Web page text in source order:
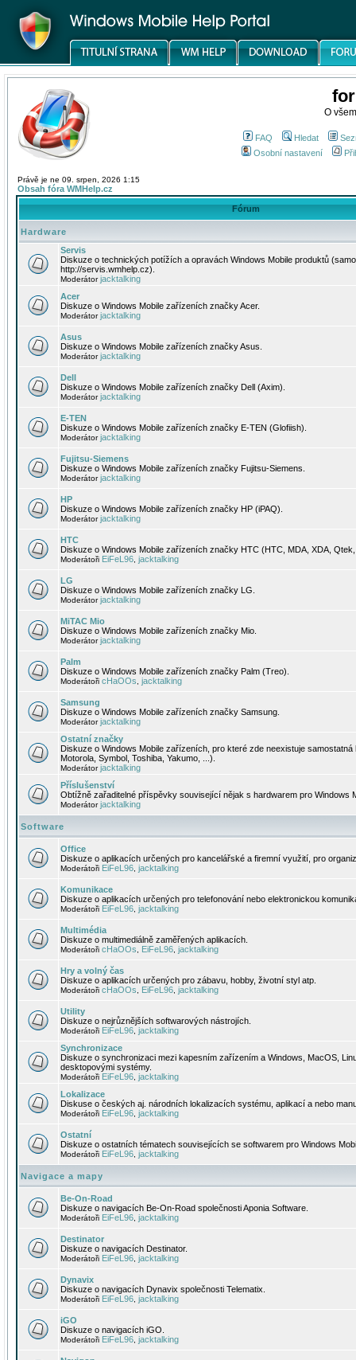
O
FAQ Hledat
Osobní nastavení
Právě je ne 09. srpen, 2026 1:15
Obsah fóra WMHelp.cz
Fórum
Hardware
Servis
Diskuze o technických potížích a opravách Windows Mobile produktů
http://servis.wmhelp.cz).
Moderátorjacktalking
Acer
Diskuze o Windows Mobile zařízeních značky Acer.
Moderátorjacktalking
Asus
Diskuze o Windows Mobile zařízeních značky Asus.
Moderátorjacktalking
Dell
Diskuze o Windows Mobile zařízeních značky Dell (Axim).
Moderátorjacktalking
E-TEN
Diskuze o Windows Mobile zařízeních značky E-TEN (Glofiish).
Moderátorjacktalking
Fujitsu-Siemens
Diskuze o Windows Mobile zařízeních značky Fujitsu-Siemens.
Moderátorjacktalking
HP
Diskuze o Windows Mobile zařízeních značky HP (iPAQ).
Moderátorjacktalking
HTC
Diskuze o Windows Mobile zařízeních značky HTC (HTC, MDA, XDA,
Moderátoři EiFeL96 jacktalking
LG
Diskuze o Windows Mobile zařízeních značky LG.
Moderátorjacktalking
MiTAC Mio
Diskuze o Windows Mobile zařízeních značky Mio.
Moderátorjacktalking
Palm
Diskuze o Windows Mobile zařízeních značky Palm (Treo).
Moderátoři cHaOOs jacktalking
Samsung
Diskuze o Windows Mobile zařízeních značky Samsung.
Moderátorjacktalking
Ostatní značky
Diskuze o Windows Mobile zařízeních, pro které zde neexistuje
Motorola, Symbol, Toshiba, Yakumo, ...).
Moderátorjacktalking
Příslušenství
Obtížně zařaditelné příspěvky související nějak s hardwarem pro Windows
Moderátorjacktalking
Software
Office
Diskuze o aplikacích určených pro kancelářské a firemní využití, pro
Moderátoři EiFeL96 jacktalking
Komunikace
Diskuze o aplikacích určených pro telefonování nebo elektronickou
Moderátoři EiFeL96 jacktalking
Multimédia
Diskuze o multimediálně zaměřených aplikacích.
Moderátoři cHaOOs EiFeL96 jacktalking
Hry a volný čas
Diskuze o aplikacích určených pro zábavu, hobby, životní styl atp.
Moderátoři cHaOOs EiFeL96 jacktalking
Utility
Diskuze o nejrůznějších softwarových nástrojích.
Moderátoři EiFeL96 jacktalking
Synchronizace
Diskuze o synchronizaci mezi kapesním zařízením a Windows, MacOS,
desktopovými systémy.
Moderátoři EiFeL96 jacktalking
Lokalizace
Diskuse o českých aj. národních lokalizacích systému, aplikací a nebo
Moderátoři EiFeL96 jacktalking
Ostatní
Diskuze o ostatních tématech souvisejících se softwarem pro Windows
Moderátoři EiFeL96 jacktalking
Navigace a mapy
Be-On-Road
Diskuze o navigacích Be-On-Road společnosti Aponia Software.
Moderátoři EiFeL96 jacktalking
Destinator
Diskuze o navigacích Destinator.
Moderátoři EiFeL96 jacktalking
Dynavix
Diskuze o navigacích Dynavix společnosti Telematix.
Moderátoři EiFeL96 jacktalking
iGO
Diskuze o navigacích iGO.
Moderátoři EiFeL96 jacktalking